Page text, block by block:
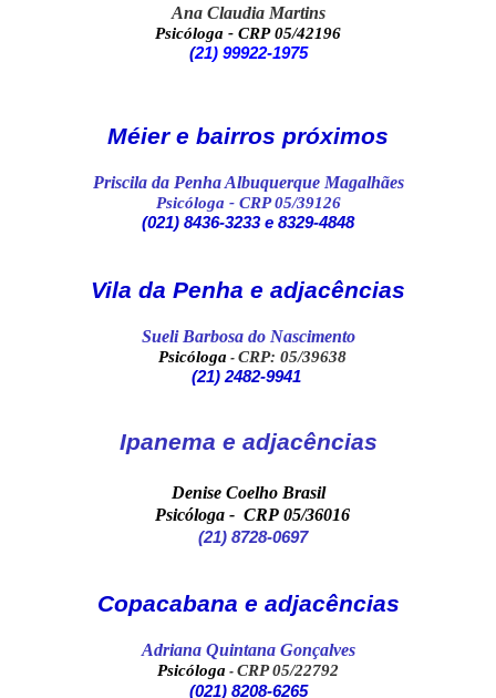
Ana Claudia Martins
Psicóloga - CRP 05/42196
(21) 99922-1975
Méier e bairros próximos
Priscila da Penha Albuquerque Magalhães
Psicóloga - CRP 05/39126
(021) 8436-3233 e 8329-4848
Vila da Penha e adjacências
Sueli Barbosa do Nascimento
Psicóloga - CRP: 05/39638
(21) 2482-9941
Ipanema e adjacências
Denise Coelho Brasil
Psicóloga - CRP 05/36016
(21) 8728-0697
Copacabana e adjacências
Adriana QuintanaGonçalves
Psicóloga - CRP 05/22792
(021) 8208-6265